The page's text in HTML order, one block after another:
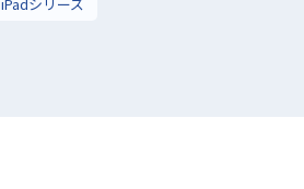
iPadシリーズ